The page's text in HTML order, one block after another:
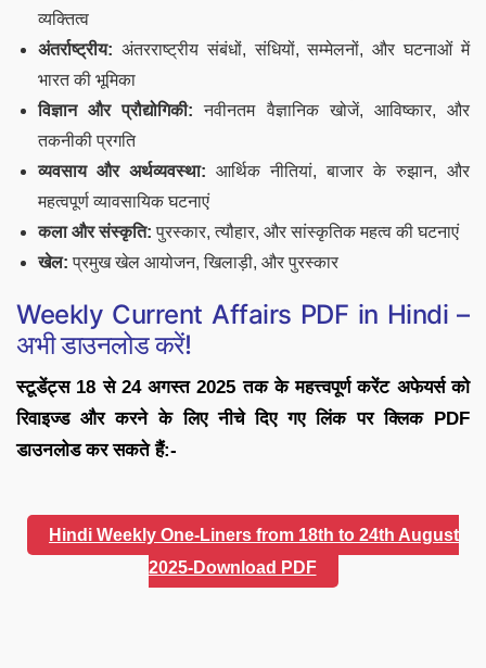
व्यक्तित्व
अंतर्राष्ट्रीय: अंतरराष्ट्रीय संबंधों, संधियों, सम्मेलनों, और घटनाओं में
भारत की भूमिका
विज्ञान और प्रौद्योगिकी: नवीनतम वैज्ञानिक खोजें, आविष्कार, और
तकनीकी प्रगति
व्यवसाय और अर्थव्यवस्था: आर्थिक नीतियां, बाजार के रुझान, और
महत्वपूर्ण व्यावसायिक घटनाएं
कला और संस्कृति: पुरस्कार, त्यौहार, और सांस्कृतिक महत्व की घटनाएं
खेल: प्रमुख खेल आयोजन, खिलाड़ी, और पुरस्कार
Weekly Current Affairs PDF in Hindi –
अभी डाउनलोड करें!
स्टूडेंट्स 18 से 24 अगस्त 2025 तक के महत्त्वपूर्ण करेंट अफेयर्स को
रिवाइज्ड और करने के लिए नीचे दिए गए लिंक पर क्लिक PDF
डाउनलोड कर सकते हैं:-
Hindi Weekly One-Liners from 18th to 24th August
2025-Download PDF